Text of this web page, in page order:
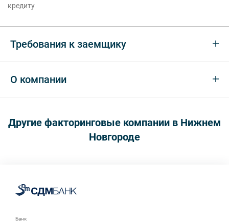
кредиту
Требования к заемщику
О компании
Другие факторинговые компании в Нижнем
Новгороде